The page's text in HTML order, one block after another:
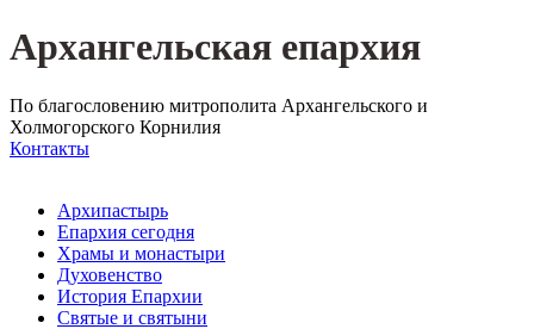
Архангельская епархия
По благословению митрополита Архангельского и
Холмогорского Корнилия
Контакты
Архипастырь
Епархия сегодня
Храмы и монастыри
Духовенство
История Епархии
Святые и святыни